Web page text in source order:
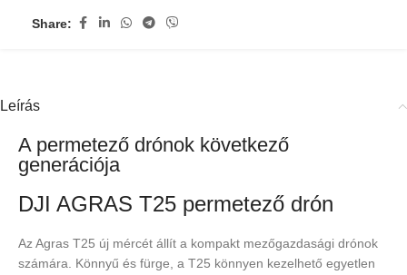
Share:
Leírás
A permetező drónok következő
generációja
DJI AGRAS T25 permetező drón
Az Agras T25 új mércét állít a kompakt mezőgazdasági drónok
számára. Könnyű és fürge, a T25 könnyen kezelhető egyetlen